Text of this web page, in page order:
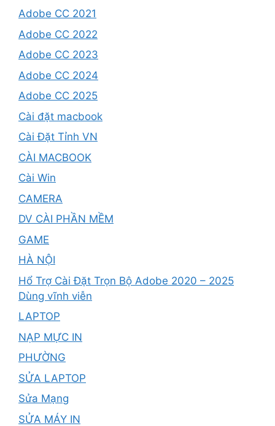
Adobe CC 2021
Adobe CC 2022
Adobe CC 2023
Adobe CC 2024
Adobe CC 2025
Cài đặt macbook
Cài Đặt Tỉnh VN
CÀI MACBOOK
Cài Win
CAMERA
DV CÀI PHẦN MỀM
GAME
HÀ NỘI
Hổ Trợ Cài Đặt Trọn Bộ Adobe 2020 – 2025
Dùng vĩnh viễn
LAPTOP
NẠP MỰC IN
PHƯỜNG
SỬA LAPTOP
Sửa Mạng
SỬA MÁY IN